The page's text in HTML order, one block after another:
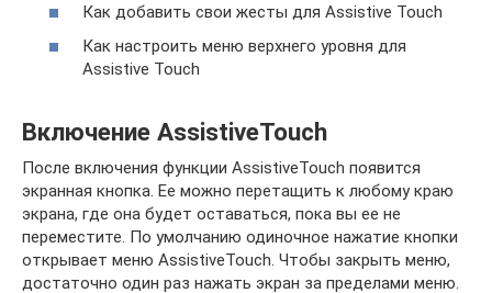
Как добавить свои жесты для Assistive Touch
Как настроить меню верхнего уровня для
Assistive Touch
Включение AssistiveTouch
После включения функции AssistiveTouch появится
экранная кнопка. Ее можно перетащить к любому краю
экрана, где она будет оставаться, пока вы ее не
переместите. По умолчанию одиночное нажатие кнопки
открывает меню AssistiveTouch. Чтобы закрыть меню,
достаточно один раз нажать экран за пределами меню.